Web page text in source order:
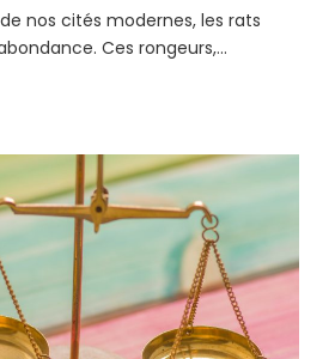
nos cités modernes, les rats
Ces rongeurs,…